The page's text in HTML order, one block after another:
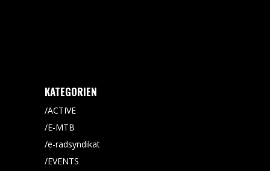
KATEGORIEN
ACTIVE
E-MTB
e-radsyndikat
EVENTS